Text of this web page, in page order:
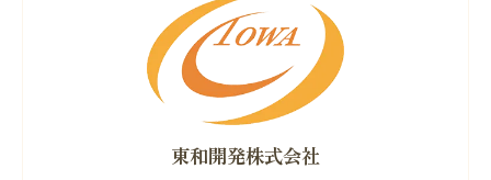
東和開発株式会社